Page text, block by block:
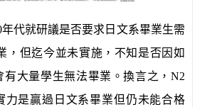
代就研議是否要求日文系畢業生需
，但迄今並未實施，不知是否因如
有大量學生無法畢業。換言之，N2
力是贏過日文系畢業但仍未能合格